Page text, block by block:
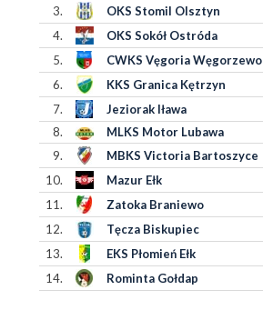
3.
OKS Stomil Olsztyn
4.
OKS Sokół Ostróda
5.
CWKS Vęgoria Węgorzewo
6.
KKS Granica Kętrzyn
7.
Jeziorak Iława
8.
MLKS Motor Lubawa
9.
MBKS Victoria Bartoszyce
10.
Mazur Ełk
11.
Zatoka Braniewo
12.
Tęcza Biskupiec
13.
EKS Płomień Ełk
14.
Rominta Gołdap